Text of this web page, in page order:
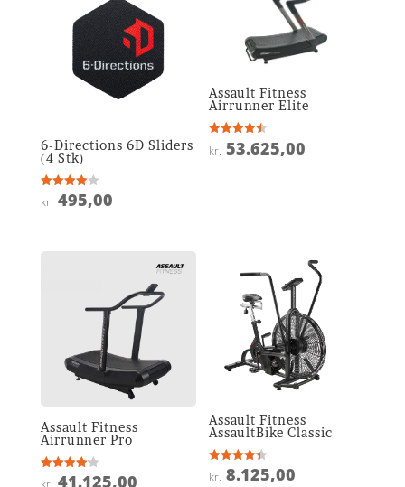
6-Directions 6D Sliders
(4 Stk)
Vurderet
4
kr. 495,00
Assault Fitness
Airrunner Elite
Vurderet
4.5
kr. 53.625,00
Assault Fitness
Airrunner Pro
Vurderet
kr. 41.125,00
Assault Fitness
AssaultBike Classic
Vurderet
4.4
kr. 8.125,00